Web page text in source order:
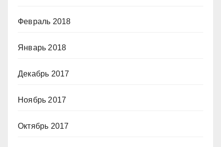
Февраль 2018
Январь 2018
Декабрь 2017
Ноябрь 2017
Октябрь 2017